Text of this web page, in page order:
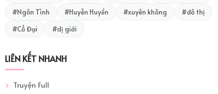
#Ngôn Tình
#Huyễn Huyền #xuyên không
#đô thị
#Cổ Đại
#dị giới
LIÊN KẾT NHANH
Truyện Full